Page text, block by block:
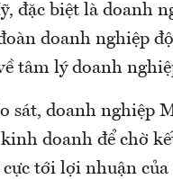
đặc biệt là doanh
doanh nghiệp
tâm lý doanh
sát, doanh nghiệp
doanh để chờ
tới lợi nhuận